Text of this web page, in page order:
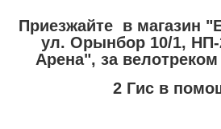
Приезжайте в магазин
ул. Орынбор 10/1,
Арена", за
2 Гис в